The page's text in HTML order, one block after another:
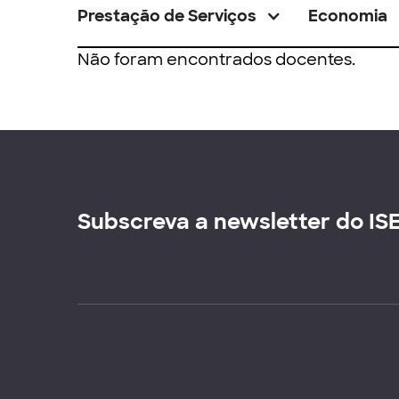
Prestação de Serviços Economia
Não foram encontrados docentes.
Subscreva a newsletter do